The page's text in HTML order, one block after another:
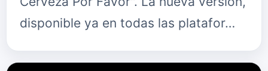
disponible ya en todas las platafor…